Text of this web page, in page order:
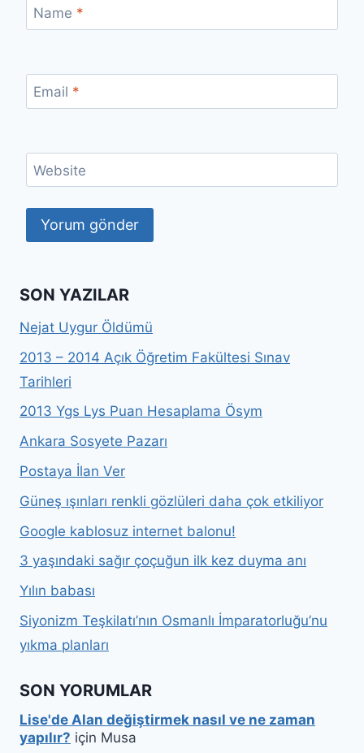
Name *
Email *
Website
SON YAZILAR
Nejat Uygur Öldümü
2013 – 2014 Açık Öğretim Fakültesi Sınav
Tarihleri
2013 Ygs Lys Puan Hesaplama Ösym
Ankara Sosyete Pazarı
Postaya İlan Ver
Güneş ışınları renkli gözlüleri daha çok etkiliyor
Google kablosuz internet balonu!
3 yaşındaki sağır çoçuğun ilk kez duyma anı
Yılın babası
Siyonizm Teşkilatı’nın Osmanlı İmparatorluğu’nu
yıkma planları
SON YORUMLAR
Lise'de Alan değiştirmek nasıl ve ne zaman
yapılır? için Musa